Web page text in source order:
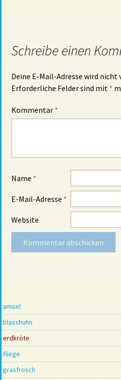
Schreibe einen
Deine E-Mail-Adresse wird
Erforderliche Felder sind mit *
Kommentar *
Name *
E-Mail-Adresse *
Website
amsel
blässhuhn
erdkröte
fliege
grasfrosch